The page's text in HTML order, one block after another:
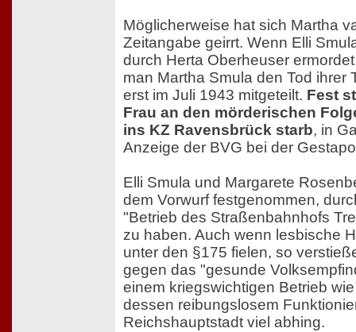
Möglicherweise hat sich Martha
Zeitangabe geirrt. Wenn Elli
durch Herta Oberheuser
man Martha Smula den Tod ihrer
erst im Juli 1943 mitgeteilt. Fest
Frau an den mörderischen
ins KZ Ravensbrück starb, in
Anzeige der BVG bei der
Elli Smula und Margarete
dem Vorwurf festgenommen,
"Betrieb des Straßenbahnhofs
zu haben. Auch wenn lesbische
unter den §175 fielen, so
gegen das "gesunde
einem kriegswichtigen Betrieb
dessen reibungslosem
Reichshauptstadt viel abhing.